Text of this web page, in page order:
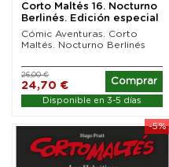
Corto Maltés 16. Nocturno
Berlinés. Edición especial
Blanco y...
Cómic Aventuras. Corto
Maltés. Nocturno Berlinés
24,70 €
26,00 €
Comprar
Disponible en 3-5 días
-5%